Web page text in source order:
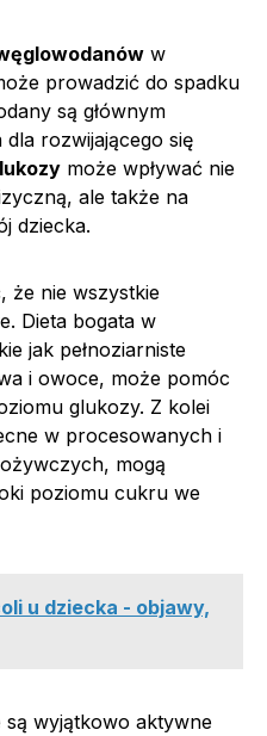
w
prowadzić do spadku
są głównym
dla rozwijającego się
może wpływać nie
ale także na
dziecka.
że nie wszystkie
Dieta bogata w
jak pełnoziarniste
i owoce, może pomóc
glukozy. Z kolei
w procesowanych i
mogą
poziomu cukru we
u dziecka - objawy,
są wyjątkowo aktywne